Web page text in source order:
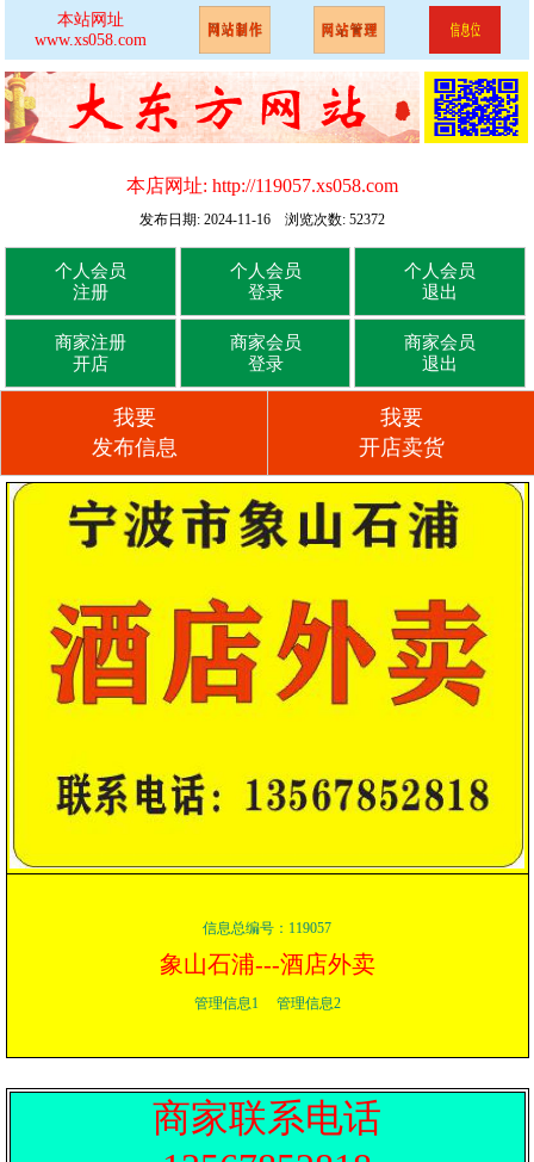
本站网址
www.xs058.com
本店网址: http://119057.xs058.com
发布日期: 2024-11-16 浏览次数: 52372
个人会员
注册
个人会员
登录
个人会员
退出
商家注册
开店
商家会员
登录
商家会员
退出
我要
发布信息
我要
开店卖货
信息总编号：119057
象山石浦---酒店外卖
管理信息1 管理信息2
商家联系电话